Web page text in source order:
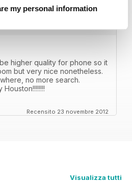
my personal information
higher quality for phone so it
but very nice nonetheless.
no more search.
Recensito 23 novembre 2012
Visualizza tutti